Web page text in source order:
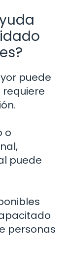
puede
o
puede
personas